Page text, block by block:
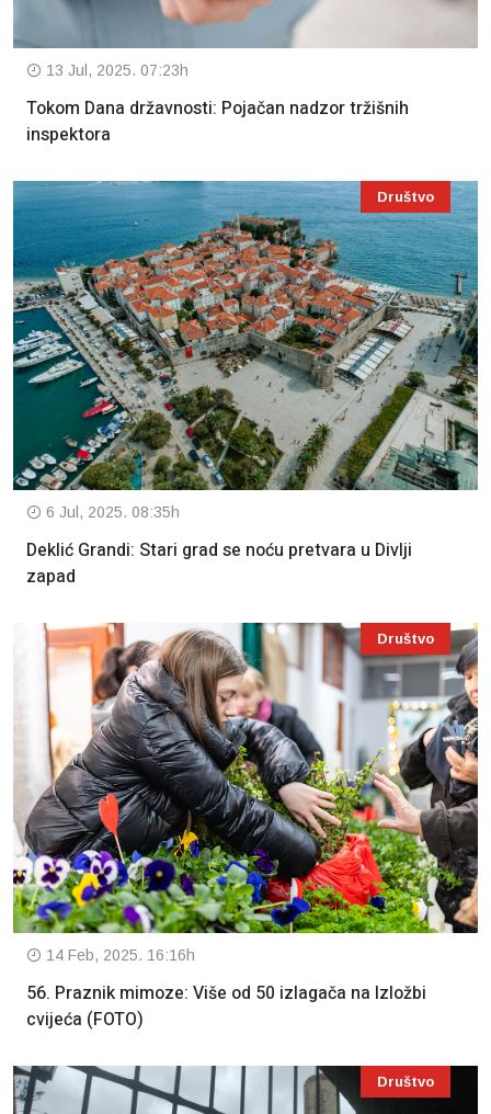
13 Jul, 2025. 07:23h
Tokom Dana državnosti: Pojačan nadzor tržišnih
inspektora
Društvo
6 Jul, 2025. 08:35h
Deklić Grandi: Stari grad se noću pretvara u Divlji
zapad
Društvo
14 Feb, 2025. 16:16h
56. Praznik mimoze: Više od 50 izlagača na Izložbi
cvijeća (FOTO)
Društvo